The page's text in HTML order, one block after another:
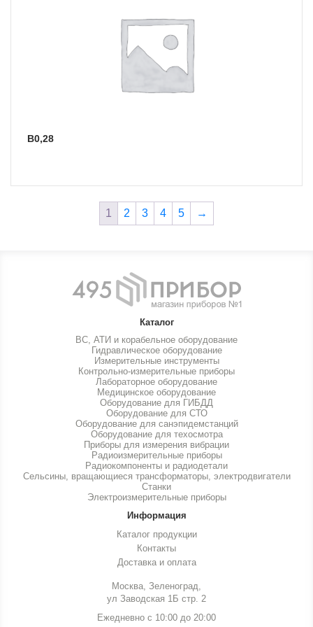
В0,28
1 2 3 4 5 →
Каталог
ВС, АТИ и корабельное оборудование
Гидравлическое оборудование
Измерительные инструменты
Контрольно-измерительные приборы
Лабораторное оборудование
Медицинское оборудование
Оборудование для ГИБДД
Оборудование для СТО
Оборудование для санэпидемстанций
Оборудование для техосмотра
Приборы для измерения вибрации
Радиоизмерительные приборы
Радиокомпоненты и радиодетали
Сельсины, вращающиеся трансформаторы, электродвигатели
Станки
Электроизмерительные приборы
Информация
Каталог продукции
Контакты
Доставка и оплата
Москва, Зеленоград,
ул Заводская 1Б стр. 2
Ежедневно с 10:00 до 20:00